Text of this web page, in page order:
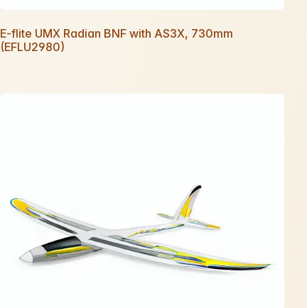
E-flite UMX Radian BNF with AS3X, 730mm
(EFLU2980)